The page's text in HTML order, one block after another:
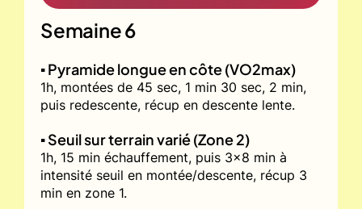
Semaine 6
▪️ Pyramide longue en côte (VO2max)
1h, montées de 45 sec, 1 min 30 sec, 2 min,
puis redescente, récup en descente lente.
▪️ Seuil sur terrain varié (Zone 2)
1h, 15 min échauffement, puis 3x8 min à
intensité seuil en montée/descente, récup 3
min en zone 1.